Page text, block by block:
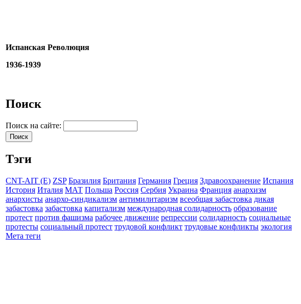
Испанская Революция
1936-1939
Поиск
Поиск на сайте:
Тэги
CNT-AIT (E) ZSP Бразилия Британия Германия Греция Здравоохранение Испания
История Италия МАТ Польша Россия Сербия Украина Франция анархизм
анархисты анархо-синдикализм антимилитаризм всеобщая забастовка дикая
забастовка забастовка капитализм международная солидарность образование
протест против фашизма рабочее движение репрессии солидарность социальные
протесты социальный протест трудовой конфликт трудовые конфликты экология
Мета теги